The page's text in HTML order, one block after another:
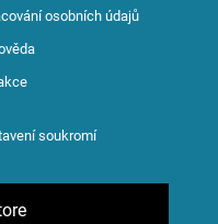
osobních údajů
soukromí